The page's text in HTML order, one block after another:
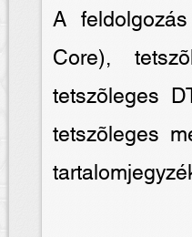
A
Core),
tetszõleges
tetszõleges